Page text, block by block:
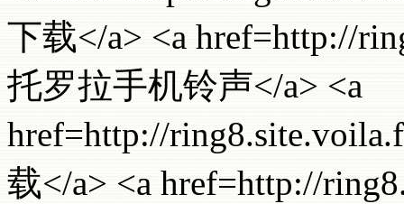
下载</a> <a href=http://
托罗拉手机铃声</a> <a
href=http://
载</a> <a href=http://